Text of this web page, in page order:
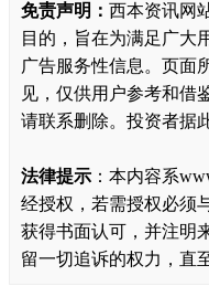
免责声明： 西本资讯网
目的，旨在为满足广大
广告服务性信息。页面
见，仅供用户参考和借
请联系删除。投资者据
法律提示 ：本内容系
经授权，若需授权必须
获得书面认可，并注明
留一切追诉的权力，直